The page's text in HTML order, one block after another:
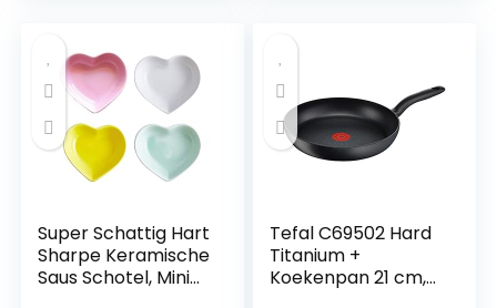
Super Schattig Hart
Sharpe Keramische
Saus Schotel, Mini
Tefal C69502 Hard
Titanium +
Koekenpan 21 cm,